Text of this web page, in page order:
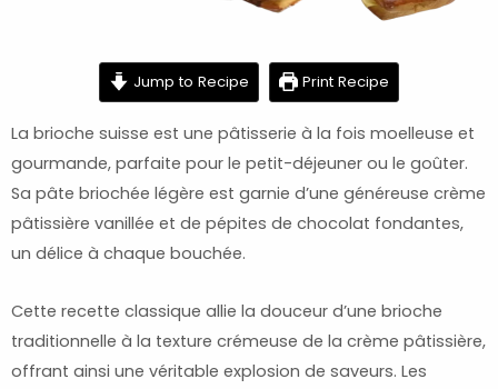
Jump to Recipe Print Recipe
La brioche suisse est une pâtisserie à la fois moelleuse et
gourmande, parfaite pour le petit-déjeuner ou le goûter.
Sa pâte briochée légère est garnie d’une généreuse crème
pâtissière vanillée et de pépites de chocolat fondantes,
un délice à chaque bouchée.
Cette recette classique allie la douceur d’une brioche
traditionnelle à la texture crémeuse de la crème pâtissière,
offrant ainsi une véritable explosion de saveurs. Les
minutes minutes hours